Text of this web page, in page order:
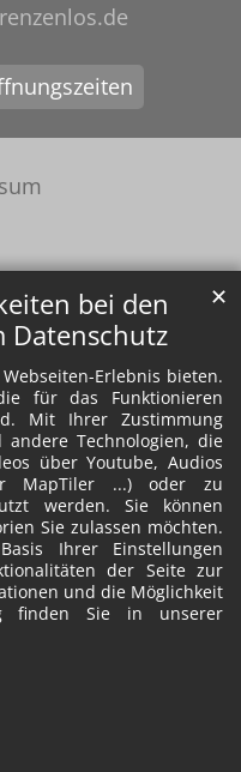
bei den
Datenschutz
Erlebnis bieten.
für das Funktionieren
Mit Ihrer Zustimmung
Technologien, die
über Youtube, Audios
MapTiler ...) oder zu
werden. Sie können
Sie zulassen möchten.
Ihrer Einstellungen
der Seite zur
und die Möglichkeit
finden Sie in unserer
✕